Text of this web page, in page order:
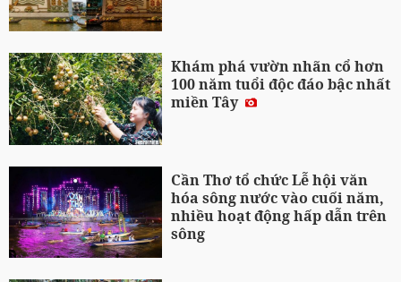
Khám phá vườn nhãn cổ hơn
100 năm tuổi độc đáo bậc nhất
miền Tây
Cần Thơ tổ chức Lễ hội văn
hóa sông nước vào cuối năm,
nhiều hoạt động hấp dẫn trên
sông